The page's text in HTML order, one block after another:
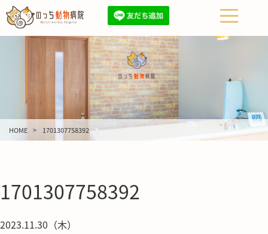
HOME 1701307758392
1701307758392
2023.11.30（木）